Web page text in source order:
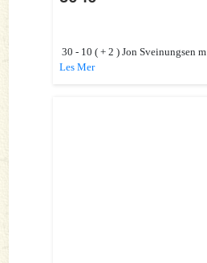
30 - 10 ( + 2 ) Jon Sveinungsen m
Les Mer